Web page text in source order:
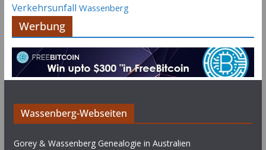
Verkehrsunfall Wassenberg
Werbung
Wassenberg-Webseiten
Gorey & Wassenberg Genealogie in Australien